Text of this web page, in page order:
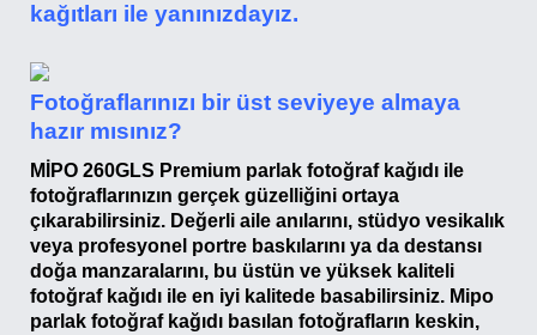
kağıtları ile yanınızdayız.
Fotoğraflarınızı bir üst seviyeye almaya
hazır mısınız?
MİPO 260GLS Premium parlak fotoğraf kağıdı ile
fotoğraflarınızın gerçek güzelliğini ortaya
çıkarabilirsiniz. Değerli aile anılarını, stüdyo vesikalık
veya profesyonel portre baskılarını ya da destansı
doğa manzaralarını, bu üstün ve yüksek kaliteli
fotoğraf kağıdı ile en iyi kalitede basabilirsiniz. Mipo
parlak fotoğraf kağıdı basılan fotoğrafların keskin,